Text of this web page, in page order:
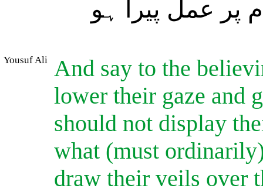
پر عمل پیرا ہو
Yousuf Ali And say to the
lower their gaze and
should not display
what (must
draw their veils over